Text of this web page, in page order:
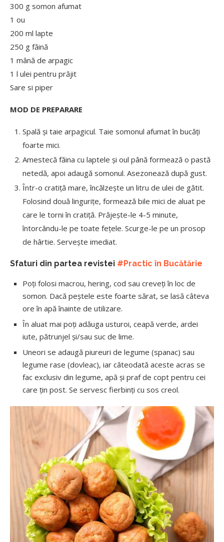
300 g somon afumat
1 ou
200 ml lapte
250 g făină
1 mână de arpagic
1 l ulei pentru prăjit
Sare si piper
MOD DE PREPARARE
Spală și taie arpagicul. Taie somonul afumat în bucăți
foarte mici.
Amestecă făina cu laptele și oul până formează o pastă
netedă, apoi adaugă somonul. Asezonează după gust.
Într-o cratiță mare, încălzește un litru de ulei de gătit.
Folosind două lingurițe, formează bile mici de aluat pe
care le torni în cratiță. Prăjește-le 4-5 minute,
întorcându-le pe toate fețele. Scurge-le pe un prosop
de hârtie. Servește imediat.
Sfaturi din partea revistei #Practic în Bucătărie
Poți folosi macrou, hering, cod sau creveți în loc de
somon. Dacă peștele este foarte sărat, se lasă câteva
ore în apă înainte de utilizare.
În aluat mai poți adăuga usturoi, ceapă verde, ardei
iute, pătrunjel și/sau suc de lime.
Uneori se adaugă piureuri de legume (spanac) sau
legume rase (dovleac), iar câteodată aceste acras se
fac exclusiv din legume, apă și praf de copt pentru cei
care țin post. Se servesc fierbinți cu sos creol.